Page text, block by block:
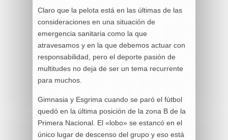
Claro que la pelota está en las últimas de las
consideraciones en una situación de
emergencia sanitaria como la que
atravesamos y en la que debemos actuar con
responsabilidad, pero el deporte pasión de
multitudes no deja de ser un tema recurrente
para muchos.
Gimnasia y Esgrima cuando se paró el fútbol
quedó en la última posición de la zona B de la
Primera Nacional. El «lobo» se estancó en el
único lugar de descenso del grupo y eso está